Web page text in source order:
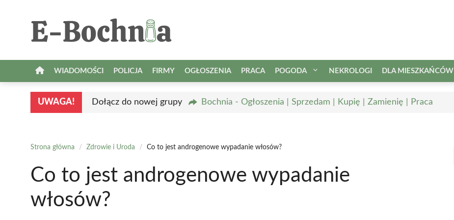
WIADOMOŚCI POLICJA FIRMY OGŁOSZENIA PRACA POGODA NEKROLOGI DLA MIESZKAŃCÓW
UWAGA! Dołącz do nowej grupy Bochnia - Ogłoszenia | Sprzedam | Kupię | Zamienię | Praca
Strona główna / Zdrowie i Uroda / Co to jest androgenowe wypadanie włosów?
Co to jest androgenowe wypadanie
włosów?